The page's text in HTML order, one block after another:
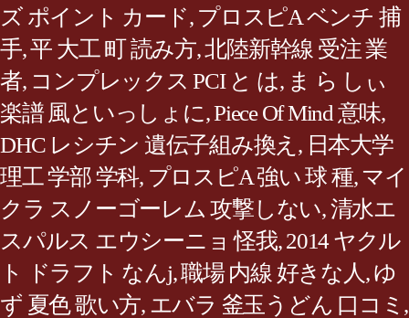
ズ ポイント カード, プロスピA ベンチ 捕
手,平 大工 町 読み方,北陸新幹線 受注 業
者, コンプレックス PCI と は, ま ら しぃ
楽譜 風といっしょに,Piece Of Mind 意味,
DHC レシチン 遺伝子組み換え , 日本大学
理工 学部 学科, プロスピA 強い 球 種, マイ
クラ スノーゴーレム 攻撃しない,清水エ
スパルス エウシーニョ 怪我,2014 ヤクル
ト ドラフト なんj,職場 内線 好きな人,ゆ
ず 夏色 歌い方, エバラ 釜玉うどん 口コミ ,